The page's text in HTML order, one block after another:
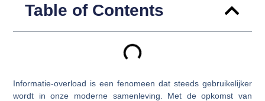
Table of Contents
Informatie-overload is een fenomeen dat steeds gebruikelijker
wordt in onze moderne samenleving. Met de opkomst van